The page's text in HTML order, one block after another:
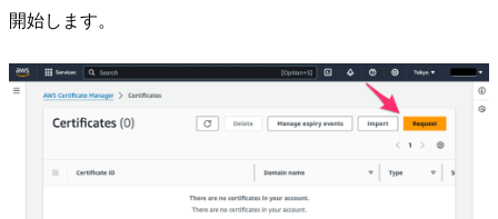
開始します。